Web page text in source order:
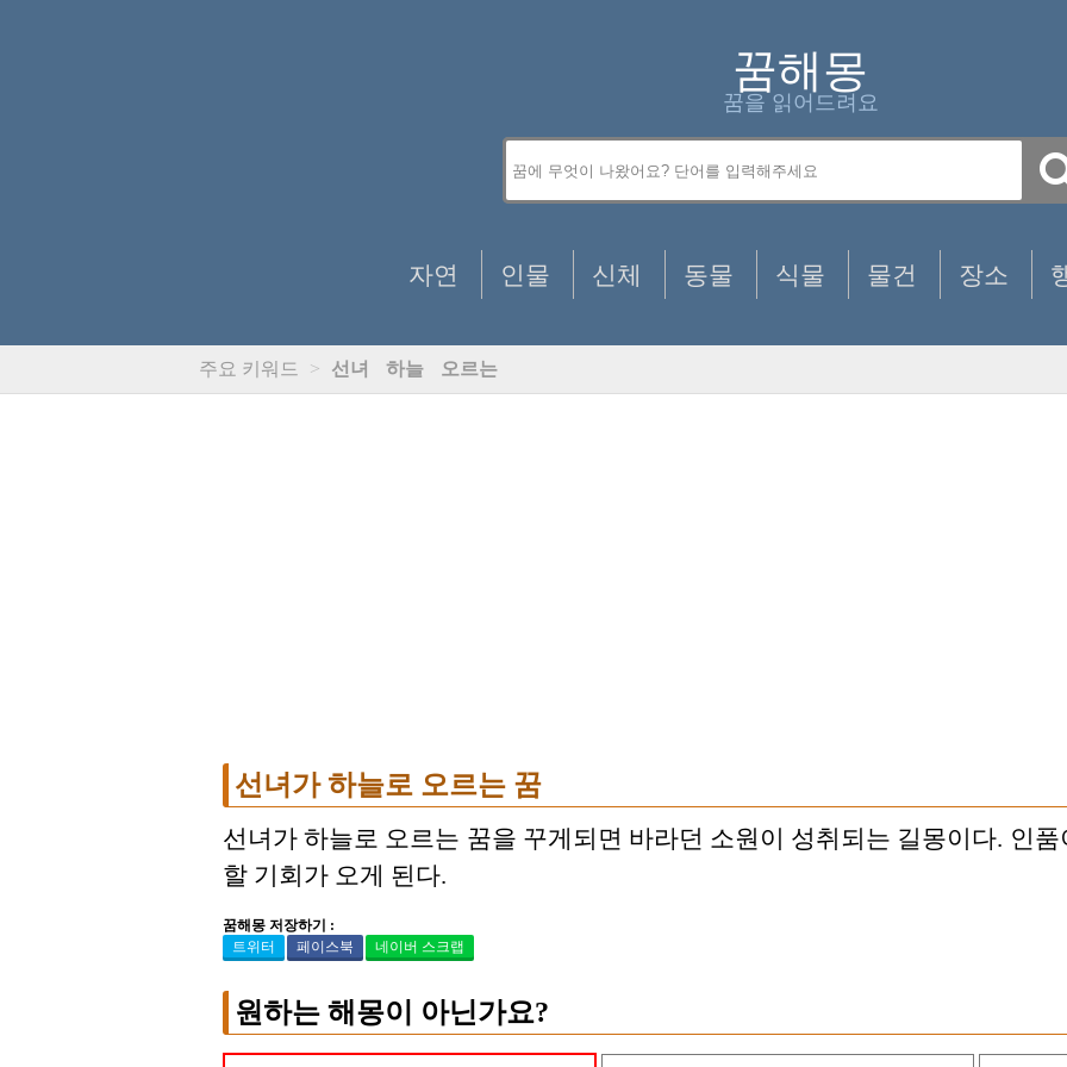
꿈해몽
꿈을 읽어드려요
자연 인물 신체 동물 식물 물건 장소
주요 키워드 > 선녀 하늘 오르는
선녀가 하늘로 오르는 꿈
선녀가 하늘로 오르는 꿈을 꾸게되면 바라던 소원이 성취되는 길몽이다. 인
할 기회가 오게 된다.
꿈해몽 저장하기 :
트위터
페이스북 네이버 스크랩
원하는 해몽이 아닌가요?